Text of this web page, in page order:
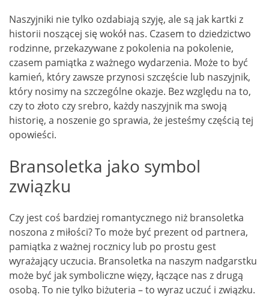
Naszyjniki nie tylko ozdabiają szyję, ale są jak kartki z
historii noszącej się wokół nas. Czasem to dziedzictwo
rodzinne, przekazywane z pokolenia na pokolenie,
czasem pamiątka z ważnego wydarzenia. Może to być
kamień, który zawsze przynosi szczęście lub naszyjnik,
który nosimy na szczególne okazje. Bez względu na to,
czy to złoto czy srebro, każdy naszyjnik ma swoją
historię, a noszenie go sprawia, że jesteśmy częścią tej
opowieści.
Bransoletka jako symbol
związku
Czy jest coś bardziej romantycznego niż bransoletka
noszona z miłości? To może być prezent od partnera,
pamiątka z ważnej rocznicy lub po prostu gest
wyrażający uczucia. Bransoletka na naszym nadgarstku
może być jak symboliczne więzy, łączące nas z drugą
osobą. To nie tylko biżuteria – to wyraz uczuć i związku.